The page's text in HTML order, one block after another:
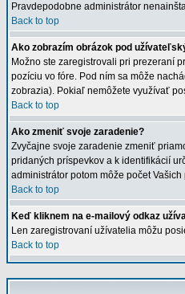
Pravdepodobne administrátor
Back to top
Ako zobrazím obrázok pod
Možno ste zaregistrovali pri prezeraní
pozíciu vo fóre. Pod ním sa môže
zobrazia). Pokiaľ nemôžete využívať
Back to top
Ako zmeniť svoje zaradenie?
Zvyčajne svoje zaradenie zmeniť
pridaných príspevkov a k identifikácií
administrátor potom môže počet
Back to top
Keď kliknem na e-mailový odkaz
Len zaregistrovaní užívatelia môžu
Back to top